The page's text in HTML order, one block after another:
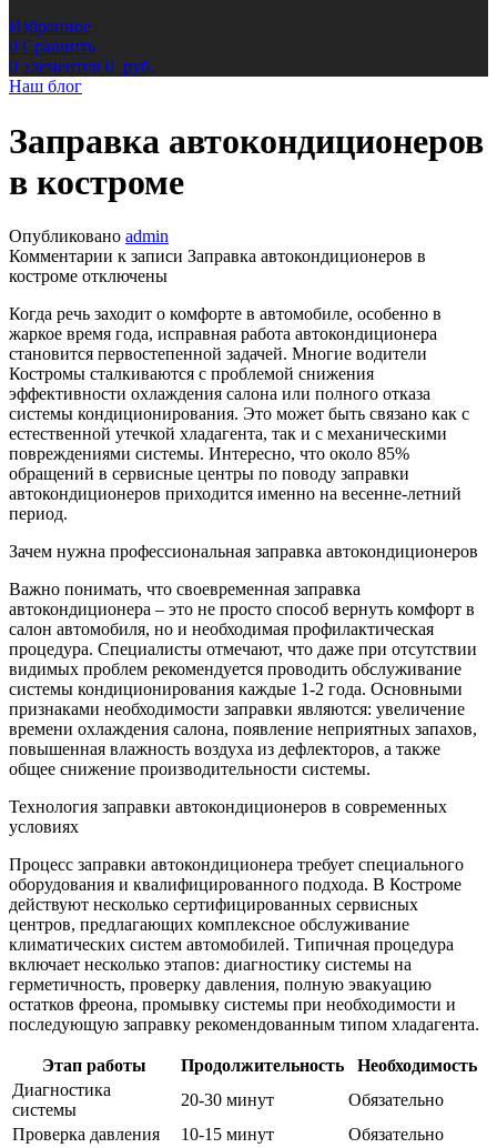
Избранное
0 Сравнить
0 элементов 0 руб.
Наш блог
Заправка автокондиционеров
в костроме
Опубликовано admin
Комментарии к записи Заправка автокондиционеров в
костроме отключены
Когда речь заходит о комфорте в автомобиле, особенно в
жаркое время года, исправная работа автокондиционера
становится первостепенной задачей. Многие водители
Костромы сталкиваются с проблемой снижения
эффективности охлаждения салона или полного отказа
системы кондиционирования. Это может быть связано как с
естественной утечкой хладагента, так и с механическими
повреждениями системы. Интересно, что около 85%
обращений в сервисные центры по поводу заправки
автокондиционеров приходится именно на весенне-летний
период.
Зачем нужна профессиональная заправка автокондиционеров
Важно понимать, что своевременная заправка
автокондиционера – это не просто способ вернуть комфорт в
салон автомобиля, но и необходимая профилактическая
процедура. Специалисты отмечают, что даже при отсутствии
видимых проблем рекомендуется проводить обслуживание
системы кондиционирования каждые 1-2 года. Основными
признаками необходимости заправки являются: увеличение
времени охлаждения салона, появление неприятных запахов,
повышенная влажность воздуха из дефлекторов, а также
общее снижение производительности системы.
Технология заправки автокондиционеров в современных
условиях
Процесс заправки автокондиционера требует специального
оборудования и квалифицированного подхода. В Костроме
действуют несколько сертифицированных сервисных
центров, предлагающих комплексное обслуживание
климатических систем автомобилей. Типичная процедура
включает несколько этапов: диагностику системы на
герметичность, проверку давления, полную эвакуацию
остатков фреона, промывку системы при необходимости и
последующую заправку рекомендованным типом хладагента.
Этап работы Продолжительность
Необходимость
Диагностика
системы
20-30 минут
Обязательно
Проверка давления
10-15 минут
Обязательно